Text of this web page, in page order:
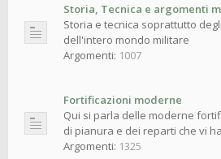
Storia, Tecnica e argomenti
Storia e tecnica soprattutto
dell'intero mondo militare
Argomenti: 1007
Fortificazioni moderne
Qui si parla delle moderne
di pianura e dei reparti che vi
Argomenti: 1325